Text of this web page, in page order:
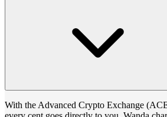
With the Advanced Crypto Exchange